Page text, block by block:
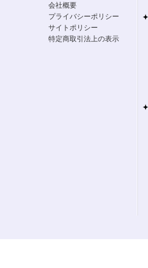
会社概要
プライバシーポリシー
サイトポリシー
特定商取引法上の表示